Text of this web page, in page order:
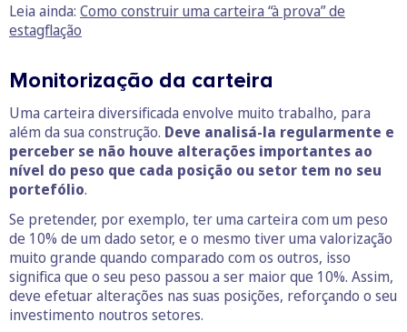
Leia ainda: Como construir uma carteira “à prova” de
estagflação
Monitorização da carteira
Uma carteira diversificada envolve muito trabalho, para
além da sua construção. Deve analisá-la regularmente e
perceber se não houve alterações importantes ao
nível do peso que cada posição ou setor tem no seu
portefólio.
Se pretender, por exemplo, ter uma carteira com um peso
de 10% de um dado setor, e o mesmo tiver uma valorização
muito grande quando comparado com os outros, isso
significa que o seu peso passou a ser maior que 10%. Assim,
deve efetuar alterações nas suas posições, reforçando o seu
investimento noutros setores.